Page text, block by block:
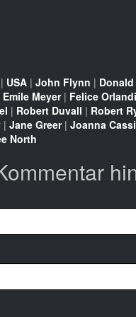
| USA | John Flynn |
Emile Meyer| Felice Orlandi
| Robert Duvall | Robert
| Jane Greer| Joanna
North